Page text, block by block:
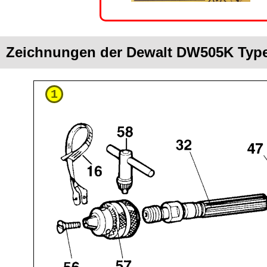
Zeichnungen der Dewalt DW505K
1